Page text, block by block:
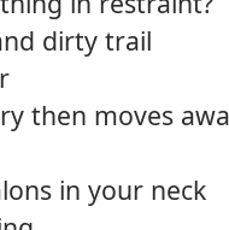
dirty trail
then moves
in your neck